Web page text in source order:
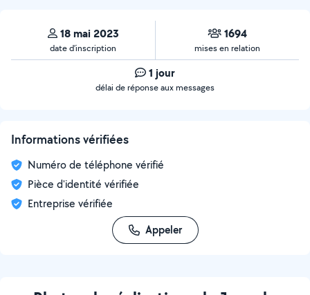
18 mai 2023
date d’inscription
1694
mises en relation
1 jour
délai de réponse aux messages
Informations vérifiées
Numéro de téléphone vérifié
Pièce d'identité vérifiée
Entreprise vérifiée
Appeler